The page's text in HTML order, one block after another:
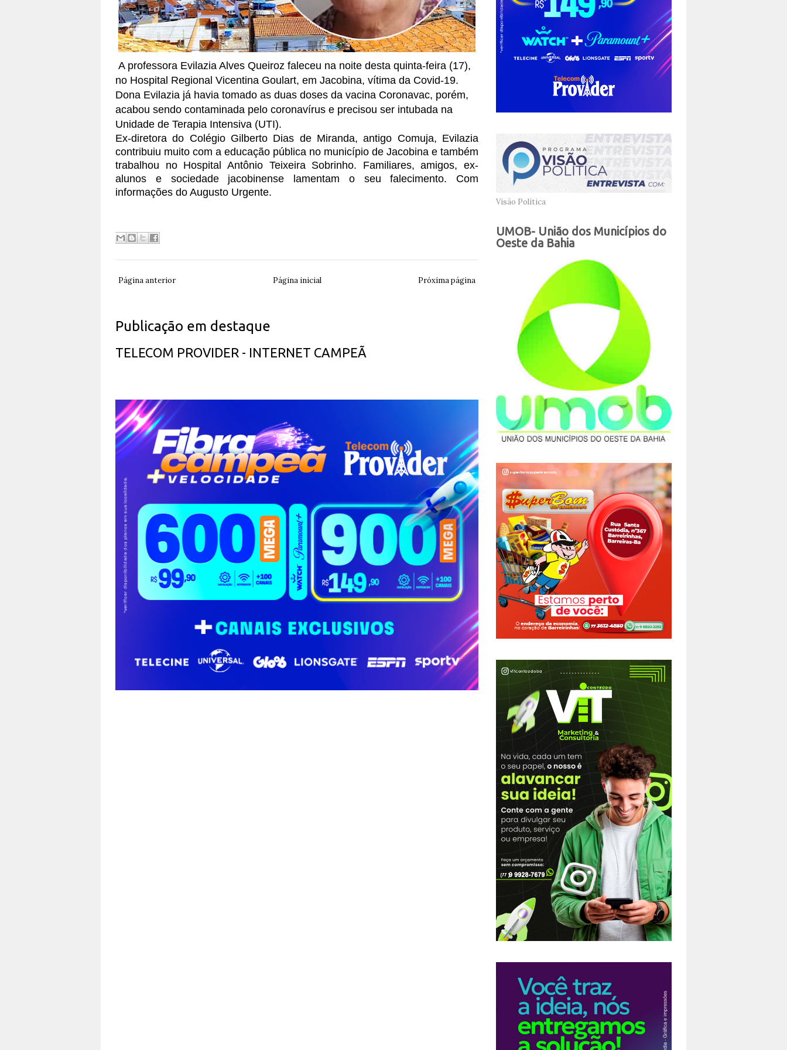
A professora Evilazia Alves Queiroz faleceu na noite desta quinta-feira (17),
no Hospital Regional Vicentina Goulart, em Jacobina, vítima da Covid-19.
Dona Evilazia já havia tomado as duas doses da vacina Coronavac, porém,
acabou sendo contaminada pelo coronavírus e precisou ser intubada na
Unidade de Terapia Intensiva (UTI).
Ex-diretora do Colégio Gilberto Dias de Miranda, antigo Comuja, Evilazia
contribuiu muito com a educação pública no município de Jacobina e também
trabalhou no Hospital Antônio Teixeira Sobrinho. Familiares, amigos, ex-
alunos e sociedade jacobinense lamentam o seu falecimento. Com
informações do Augusto Urgente.
Página anterior Próxima página
Página inicial
Publicação em destaque
TELECOM PROVIDER - INTERNET CAMPEÃ
Visão Política
UMOB- União dos Municípios do
Oeste da Bahia